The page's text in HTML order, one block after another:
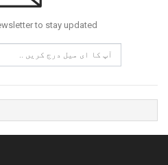
to stay updated.